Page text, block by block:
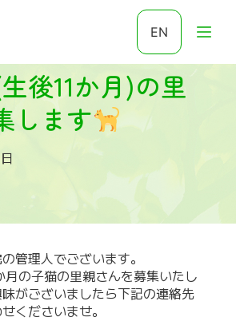
EN
後11か月)の里
します
管理人でございます。
の子猫の里親さんを募集いたし
がございましたら下記の連絡先
くださいませ。